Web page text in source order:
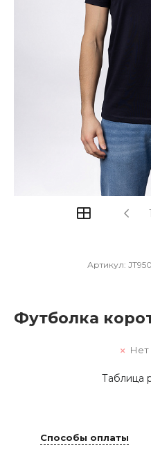
Артикул:
Футболка
Нет
Таблица
Способы оплаты